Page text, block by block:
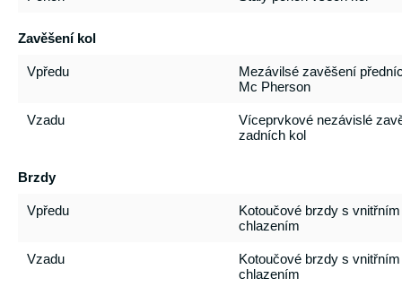
Zavěšení kol
Vpředu
Mezávilsé zavěšení
Mc Pherson
Vzadu
Víceprvkové nezávislé
zadních kol
Brzdy
Vpředu
Kotoučové brzdy s vnitřním
chlazením
Vzadu
Kotoučové brzdy s vnitřním
chlazením